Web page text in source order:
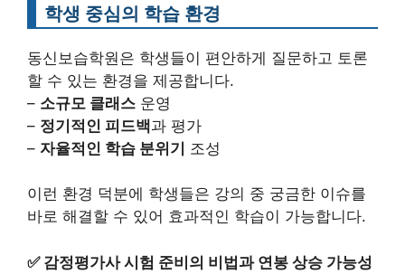
학생 중심의 학습 환경
동신보습학원은 학생들이 편안하게 질문하고 토론
할 수 있는 환경을 제공합니다.
– 소규모 클래스 운영
– 정기적인 피드백과 평가
– 자율적인 학습 분위기 조성
이런 환경 덕분에 학생들은 강의 중 궁금한 이슈를
바로 해결할 수 있어 효과적인 학습이 가능합니다.
✅ 감정평가사 시험 준비의 비법과 연봉 상승 가능성